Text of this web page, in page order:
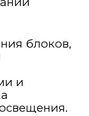
блоков,
и